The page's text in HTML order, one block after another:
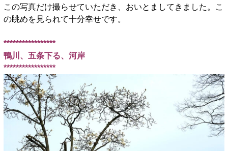
この写真だけ撮らせていただき、おいとましてきました。こ
の眺めを見られて十分幸せです。
*****************
鴨川、五条下る、河岸
*****************